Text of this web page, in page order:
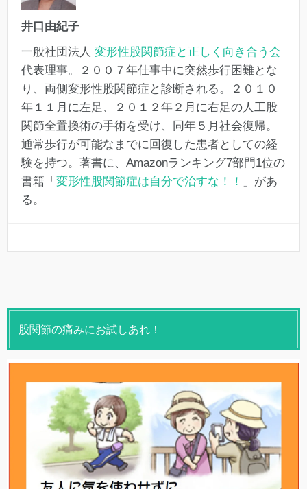
井口由紀子
一般社団法人 変形性股関節症と正しく向き合う会
代表理事。２００７年仕事中に突然歩行困難とな
り、両側変形性股関節症と診断される。２０１０
年１１月に左足、２０１２年２月に右足の人工股
関節全置換術の手術を受け、同年５月社会復帰。
通常歩行が可能なまでに回復した患者としての経
験を持つ。著書に、Amazonランキング7部門1位の
書籍「 変形性股関節症は自分で治すな！！
」があ
る。
股関節の痛みにお試しあれ！